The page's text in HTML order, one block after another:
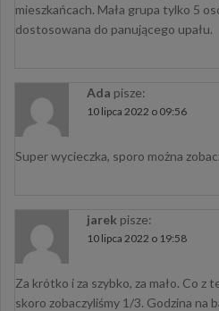
mieszkańcach. Mała grupa tylko 5
dostosowana do panującego upału.
Ada pisze:
10 lipca 2022 o 09:56
Super wycieczka, sporo można
jarek pisze:
10 lipca 2022 o 19:58
Za krótko i za szybko, za mało. Co z
skoro zobaczyliśmy 1/3. Godzina na